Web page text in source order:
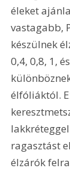
éleket
vastagabb,
készülnek
0,4, 0,8, 1,
élfóliáktól.
ragasztást
élzárók